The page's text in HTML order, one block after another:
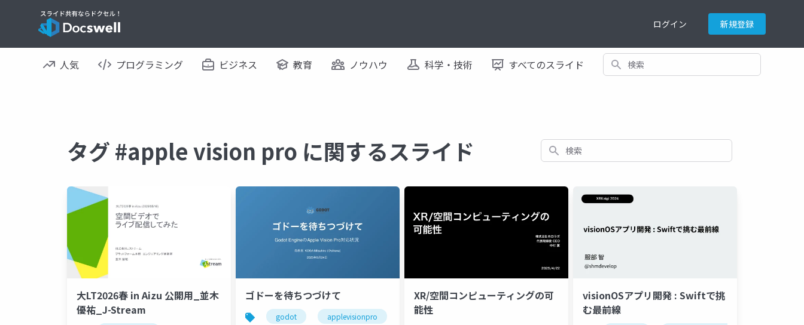
ログイン 新規登録
人気 プログラミング ビジネス 教育 ノウハウ 科学・技術 すべてのスライド 検索
タグ #apple vision pro に関するスライド 検索
大LT2026春 in Aizu 公開用_並木
優祐_J-Stream
ゴドーを待ちつづけて
godot applevisionpro
XR/空間コンピューティングの可
能性
visionOSアプリ開発 : Swiftで挑
む最前線